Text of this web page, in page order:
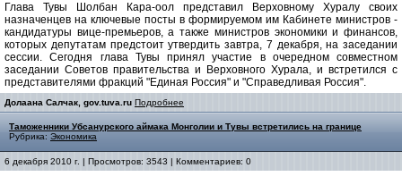
Глава Тувы Шолбан Кара-оол представил Верховному Хуралу своих
назначенцев на ключевые посты в формируемом им Кабинете министров -
кандидатуры вице-премьеров, а также министров экономики и финансов,
которых депутатам предстоит утвердить завтра, 7 декабря, на заседании
сессии. Сегодня глава Тувы принял участие в очередном совместном
заседании Советов правительства и Верховного Хурала, и встретился с
представителями фракций "Единая Россия" и "Справедливая Россия".
Долаана Салчак, gov.tuva.ru Подробнее
Таможенники Убсанурского аймака Монголии и Тувы встретились на границе
Рубрика: Экономика
6 декабря 2010 г. | Просмотров: 3543 | Комментариев: 0